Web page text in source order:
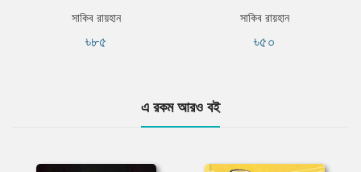
সাকিব রায়হান
৳৮৫
সাকিব রায়হান
৳৫০
এ রকম আরও বই